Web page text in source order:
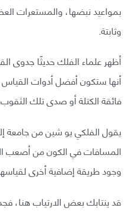
بمواعيد نبضها، والمستعرات
وثابتة.
أظهر علماء الفلك حديثًا جدوى
أنها ستكون أفضل أدوات القياس
فائقة الكتلة أو صدى تلك
يقول الفلكي يو شين من جامعة
المسافات في الكون من أصعب
وجود طريقة إضافية أخرى لقياسها
قد ينتابك بعض الارتياب هنا،